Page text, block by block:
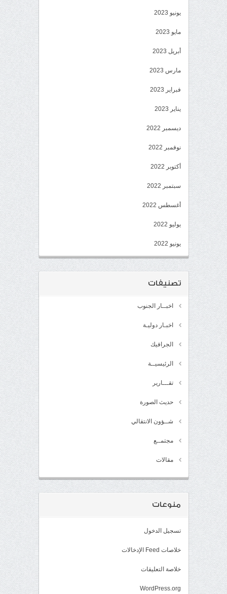
يونيو 2023
مايو 2023
أبريل 2023
مارس 2023
فبراير 2023
يناير 2023
ديسمبر 2022
نوفمبر 2022
أكتوبر 2022
سبتمبر 2022
أغسطس 2022
يوليو 2022
يونيو 2022
تصنيفات
اخبــار الجنوب
اخبـار دوليـة
الجرافيك
الرئيسيــة
تقـــارير
حديث الصورة
شــؤون الانتقالي
مجتمــع
مقالات
منوعات
تسجيل الدخول
خلاصات Feed الإدخالات
خلاصة التعليقات
WordPress.org